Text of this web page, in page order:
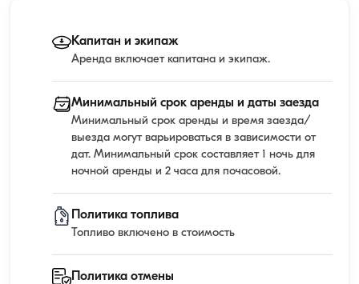
Капитан и экипаж
Аренда включает капитана и экипаж.
Минимальный срок аренды и даты заезда
Минимальный срок аренды и время заезда/
выезда могут варьироваться в зависимости от
дат. Минимальный срок составляет 1 ночь для
ночной аренды и 2 часа для почасовой.
Политика топлива
Топливо включено в стоимость
Политика отмены